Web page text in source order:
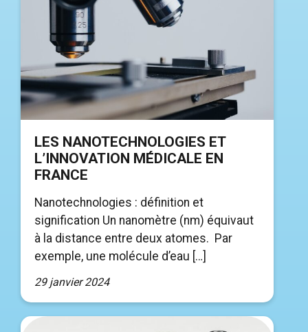
LES NANOTECHNOLOGIES ET
L’INNOVATION MÉDICALE EN
FRANCE
Nanotechnologies : définition et
signification Un nanomètre (nm) équivaut
à la distance entre deux atomes. Par
exemple, une molécule d’eau […]
29 janvier 2024